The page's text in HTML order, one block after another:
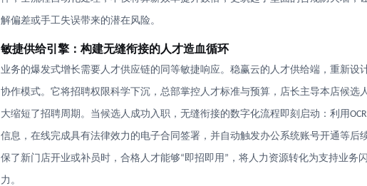
解偏差或手工失误带来的潜在风险。
敏捷供给引擎：构建无缝衔接的人才造血循环
业务的爆发式增长需要人才供应链的同等敏捷响应。稳赢云的 人才供给端 ，重新设
协作模式。它将招聘权限科学下沉，总部掌控人才标准与预算，店长主导本店候选
大缩短了招聘周期。当候选人成功入职，无缝衔接的数字化流程即刻启动：利用OCR
信息，在线完成具有法律效力的电子合同签署，并自动触发办公系统账号开通等后
保了新门店开业或补员时，合格人才能够“即招即用 ” ，将人力资源转化为支持业务
力。